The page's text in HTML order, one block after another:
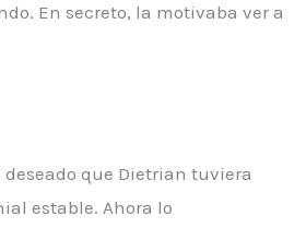
En secreto, la motivaba ver a
que Dietrian tuviera
estable. Ahora lo